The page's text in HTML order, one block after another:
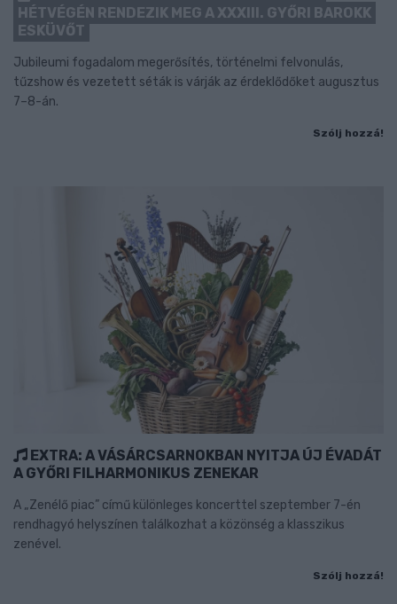
HÉTVÉGÉN RENDEZIK MEG A XXXIII. GYŐRI BAROKK
ESKÜVŐT
Jubileumi fogadalom megerősítés, történelmi felvonulás,
tűzshow és vezetett séták is várják az érdeklődőket augusztus
7–8-án.
Szólj hozzá!
EXTRA: A VÁSÁRCSARNOKBAN NYITJA ÚJ ÉVADÁT
A GYŐRI FILHARMONIKUS ZENEKAR
A „Zenélő piac” című különleges koncerttel szeptember 7-én
rendhagyó helyszínen találkozhat a közönség a klasszikus
zenével.
Szólj hozzá!